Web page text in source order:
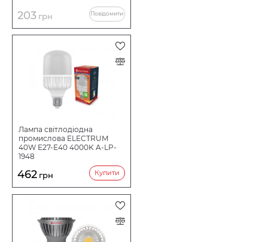
203 грн Повідомити
Лампа світлодіодна
промислова ELECTRUM
40W E27-E40 4000K A-LP-
1948
462 грн Купити